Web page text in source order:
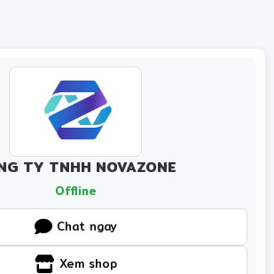
TY TNHH NOVAZONE
Offline
Chat ngay
Xem shop